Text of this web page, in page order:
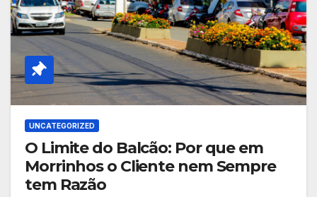
UNCATEGORIZED
O Limite do Balcão: Por que em
Morrinhos o Cliente nem Sempre
tem Razão